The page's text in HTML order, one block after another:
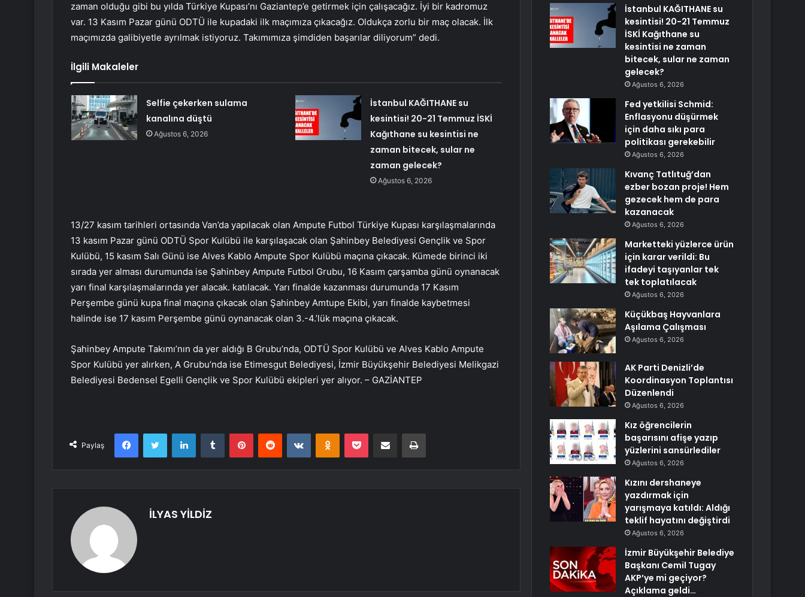
zaman olduğu gibi bu yılda Türkiye Kupası’nı Gaziantep’e getirmek için çalışacağız. İyi bir kadromuz
var. 13 Kasım Pazar günü ODTÜ ile kupadaki ilk maçımıza çıkacağız. Oldukça zorlu bir maç olacak. İlk
maçımızda galibiyetle ayrılmak istiyoruz. Takımımıza şimdiden başarılar diliyorum” dedi.
İlgili Makaleler
Selfie çekerken sulama
kanalına düştü
Ağustos 6, 2026
İstanbul KAĞITHANE su
kesintisi! 20-21 Temmuz İSKİ
Kağıthane su kesintisi ne
zaman bitecek, sular ne
zaman gelecek?
Ağustos 6, 2026
13/27 kasım tarihleri ortasında Van’da yapılacak olan Ampute Futbol Türkiye Kupası karşılaşmalarında
13 kasım Pazar günü ODTÜ Spor Kulübü ile karşılaşacak olan Şahinbey Belediyesi Gençlik ve Spor
Kulübü, 15 kasım Salı Günü ise Alves Kablo Ampute Spor Kulübü maçına çıkacak. Kümede birinci iki
sırada yer alması durumunda ise Şahinbey Ampute Futbol Grubu, 16 Kasım çarşamba günü oynanacak
yarı final karşılaşmalarında yer alacak. katılacak. Yarı finalde kazanması durumunda 17 Kasım
Perşembe günü kupa final maçına çıkacak olan Şahinbey Amtupe Ekibi, yarı finalde kaybetmesi
halinde ise 17 kasım Perşembe günü oynanacak olan 3.-4.’lük maçına çıkacak.
Şahinbey Ampute Takımı’nın da yer aldığı B Grubu’nda, ODTÜ Spor Kulübü ve Alves Kablo Ampute
Spor Kulübü yer alırken, A Grubu’nda ise Etimesgut Belediyesi, İzmir Büyükşehir Belediyesi Melikgazi
Belediyesi Bedensel Egelli Gençlik ve Spor Kulübü ekipleri yer alıyor. – GAZİANTEP
Paylaş
FacebookTwitter LinkedInTumblr PinterestReddit VKontakteOdnoklassniki
Pocket E-Posta ile paylaş Yazdır
İLYAS YİLDİZ
İstanbul KAĞITHANE su
kesintisi! 20-21 Temmuz
İSKİ Kağıthane su
kesintisi ne zaman
bitecek, sular ne zaman
gelecek?
Ağustos 6, 2026
Fed yetkilisi Schmid:
Enflasyonu düşürmek
için daha sıkı para
politikası gerekebilir
Ağustos 6, 2026
Kıvanç Tatlıtuğ’dan
ezber bozan proje! Hem
gezecek hem de para
kazanacak
Ağustos 6, 2026
Marketteki yüzlerce ürün
için karar verildi: Bu
ifadeyi taşıyanlar tek
tek toplatılacak
Ağustos 6, 2026
Küçükbaş Hayvanlara
Aşılama Çalışması
Ağustos 6, 2026
AK Parti Denizli’de
Koordinasyon Toplantısı
Düzenlendi
Ağustos 6, 2026
Kız öğrencilerin
başarısını afişe yazıp
yüzlerini sansürlediler
Ağustos 6, 2026
Kızını dershaneye
yazdırmak için
yarışmaya katıldı: Aldığı
teklif hayatını değiştirdi
Ağustos 6, 2026
İzmir Büyükşehir Belediye
Başkanı Cemil Tugay
AKP’ye mi geçiyor?
Açıklama geldi…